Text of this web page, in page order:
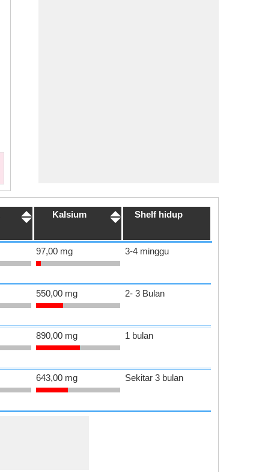
Kalsium Shelf hidup
97,00 mg 3-4 minggu
550,00 mg 2- 3 Bulan
890,00 mg 1 bulan
643,00 mg Sekitar 3 bulan